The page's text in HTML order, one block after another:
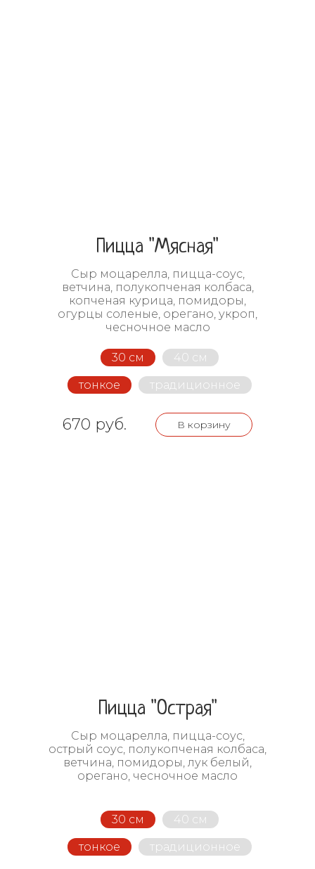
Пицца "Мясная"
Сыр моцарелла, пицца-соус,
ветчина, полукопченая колбаса,
копченая курица, помидоры,
огурцы соленые, орегано, укроп,
чесночное масло
30 см 40 см
тонкое традиционное
670 руб. В корзину
Пицца "Острая"
Сыр моцарелла, пицца-соус,
острый соус, полукопченая колбаса,
ветчина, помидоры, лук белый,
орегано, чесночное масло
30 см 40 см
тонкое традиционное